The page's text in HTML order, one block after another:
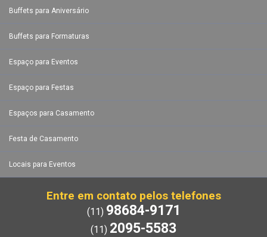
Buffets para Aniversário
Buffets para Formaturas
Espaço para Eventos
Espaço para Festas
Espaços para Casamento
Festa de Casamento
Locais para Eventos
Entre em contato pelos telefones
(11) 98684-9171
(11) 2095-5583